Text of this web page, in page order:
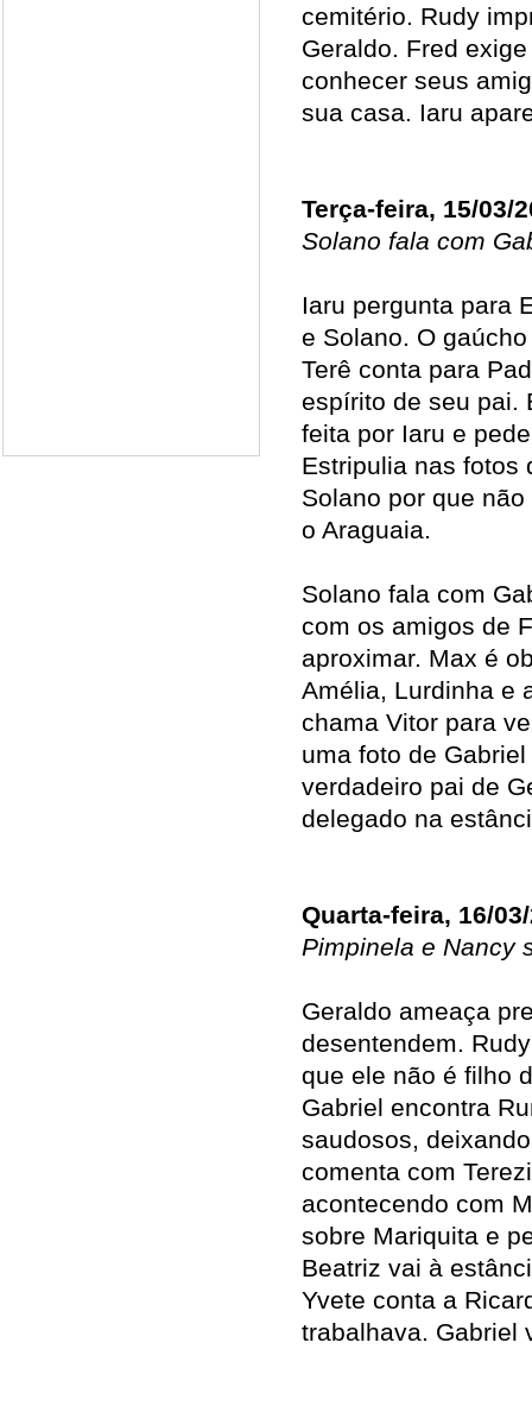
cemitério. Rudy
Geraldo. Fred
conhecer seus
sua casa. Iaru
Terça-feira, 15/03/
Solano fala com
Iaru pergunta para
e Solano. O
Terê conta para
espírito de seu pai.
feita por Iaru e
Estripulia nas fotos
Solano por que
o Araguaia.
Solano fala com
com os amigos de
aproximar. Max é
Amélia, Lurdinha e
chama Vitor para
uma foto de
verdadeiro pai de
delegado na
Quarta-feira, 16/
Pimpinela e Nancy
Geraldo ameaça
desentendem.
que ele não é filho
Gabriel encontra
saudosos,
comenta com
acontecendo com
sobre Mariquita e
Beatriz vai à
Yvete conta a
trabalhava. Gabriel